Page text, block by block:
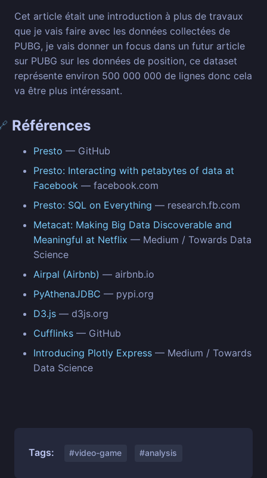
Cet article était une introduction à plus de travaux
que je vais faire avec les données collectées de
PUBG, je vais donner un focus dans un futur article
sur PUBG sur les données de position, ce dataset
représente environ 500 000 000 de lignes donc cela
va être plus intéressant.
Références
Presto — GitHub
Presto: Interacting with petabytes of data at
Facebook — facebook.com
Presto: SQL on Everything — research.fb.com
Metacat: Making Big Data Discoverable and
Meaningful at Netflix — Medium / Towards Data
Science
Airpal (Airbnb) — airbnb.io
PyAthenaJDBC — pypi.org
D3.js — d3js.org
Cufflinks — GitHub
Introducing Plotly Express — Medium / Towards
Data Science
Tags: #video-game #analysis